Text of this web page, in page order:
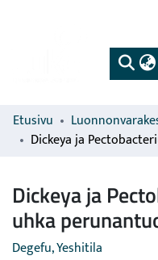
Etusivu
Dickeya ja
uhka
Degefu, Yeshitila